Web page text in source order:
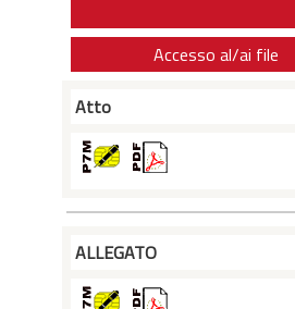
Accesso al/ai file
Atto
ALLEGATO